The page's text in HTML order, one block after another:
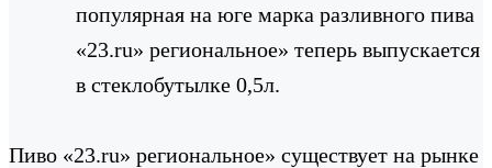
популярная на юге марка разливного пива
«23.ru» региональное» теперь выпускается
в стеклобутылке 0,5л.
Пиво «23.ru» региональное» существует на рынке